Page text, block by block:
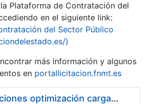
Plataforma de Contratación del
en el siguiente link:
del Sector Público
)
más información y algunos
en portallicitacion.fnmt.es
Pliego condiciones optimización cargas compras firmado